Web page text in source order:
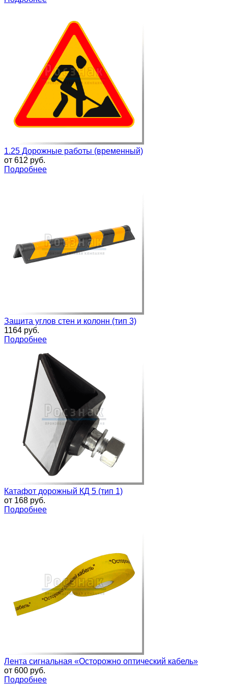
1.25 Дорожные работы (временный)
от 612 руб.
Подробнее
Защита углов стен и колонн (тип 3)
1164 руб.
Подробнее
Катафот дорожный КД 5 (тип 1)
от 168 руб.
Подробнее
Лента сигнальная «Осторожно оптический кабель»
от 600 руб.
Подробнее